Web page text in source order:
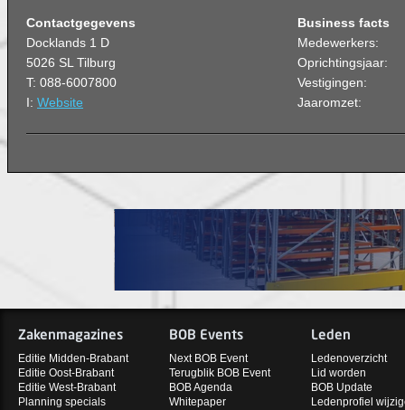
Contactgegevens
Docklands 1 D
5026 SL Tilburg
T: 088-6007800
I: Website
Business facts
Medewerkers:
Oprichtingsjaar:
Vestigingen:
Jaaromzet:
Zakenmagazines
Editie Midden-Brabant
Editie Oost-Brabant
Editie West-Brabant
Planning specials
BOB Events
Next BOB Event
Terugblik BOB Event
BOB Agenda
Whitepaper
Leden
Ledenoverzicht
Lid worden
BOB Update
Ledenprofiel